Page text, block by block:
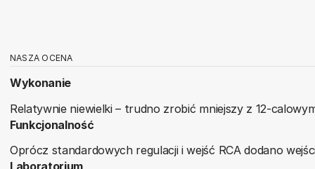
NASZA OCENA
Wykonanie
Relatywnie niewielki – trudno zrobić mniejszy z 12-
Funkcjonalność
Oprócz standardowych regulacji i wejść RCA dodano
Laboratorium